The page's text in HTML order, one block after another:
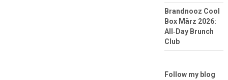
Brandnooz Cool
Box März 2026:
All‑Day Brunch
Club
Follow my blog